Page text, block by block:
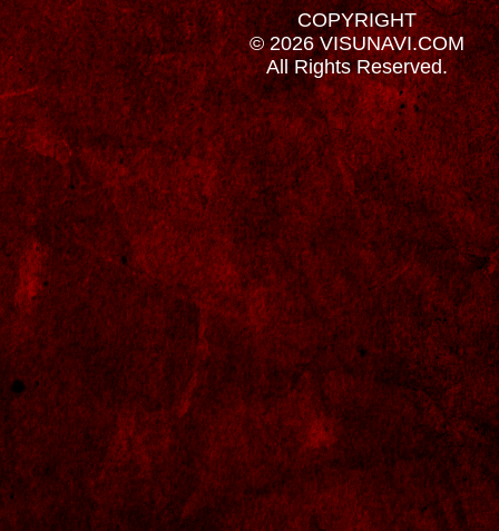
COPYRIGHT
© 2026 VISUNAVI.COM
All Rights Reserved.